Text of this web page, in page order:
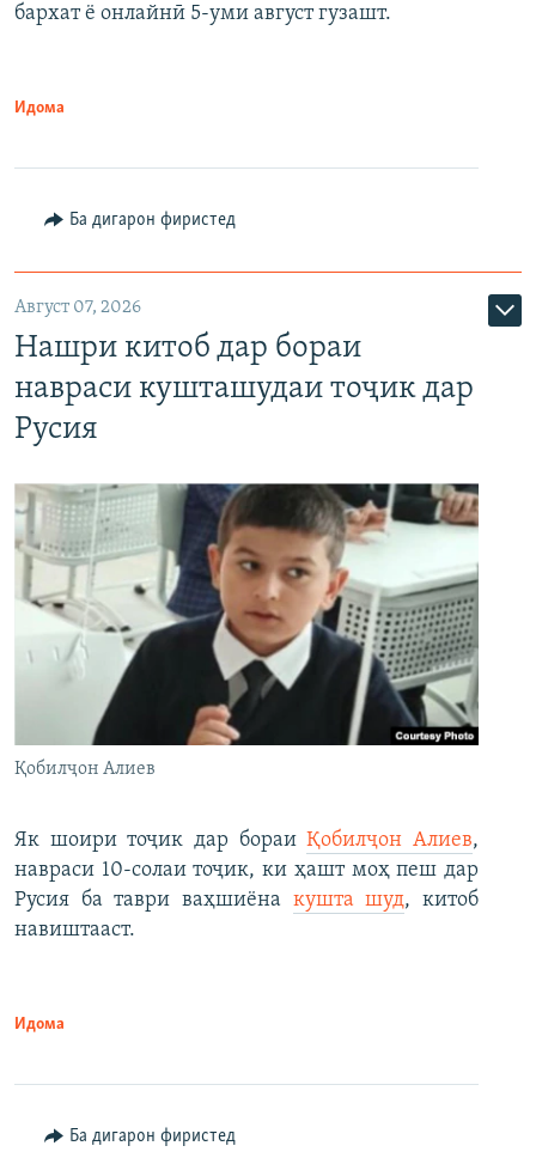
бархат ё онлайнӣ 5-уми август гузашт.
Идома
Ба дигарон фиристед
Август 07, 2026
Нашри китоб дар бораи
навраси кушташудаи тоҷик дар
Русия
Қобилҷон Алиев
Як шоири тоҷик дар бораиҚобилҷон Алиев,
навраси 10-солаи тоҷик, ки ҳашт моҳ пеш дар
Русия ба таври ваҳшиёна кушта шуд, китоб
навиштааст.
Идома
Ба дигарон фиристед